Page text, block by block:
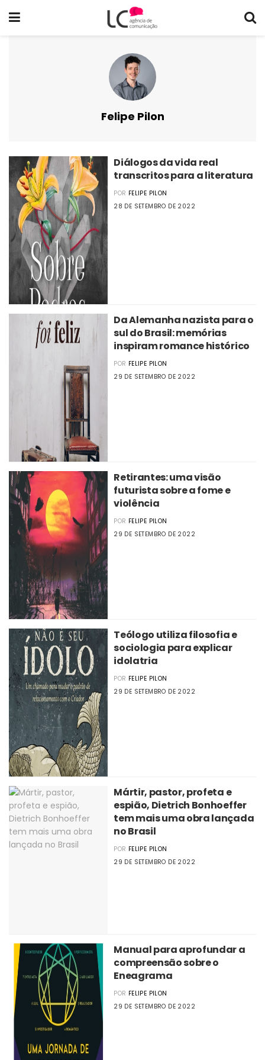
Felipe Pilon
Diálogos da vida real
transcritos para a literatura
POR FELIPE PILON
28 DE SETEMBRO DE 2022
Da Alemanha nazista para o
sul do Brasil: memórias
inspiram romance histórico
POR FELIPE PILON
29 DE SETEMBRO DE 2022
Retirantes: uma visão
futurista sobre a fome e
violência
POR FELIPE PILON
29 DE SETEMBRO DE 2022
Teólogo utiliza filosofia e
sociologia para explicar
idolatria
POR FELIPE PILON
29 DE SETEMBRO DE 2022
Mártir, pastor, profeta e
espião, Dietrich Bonhoeffer
tem mais uma obra lançada
no Brasil
POR FELIPE PILON
29 DE SETEMBRO DE 2022
Manual para aprofundar a
compreensão sobre o
Eneagrama
POR FELIPE PILON
29 DE SETEMBRO DE 2022